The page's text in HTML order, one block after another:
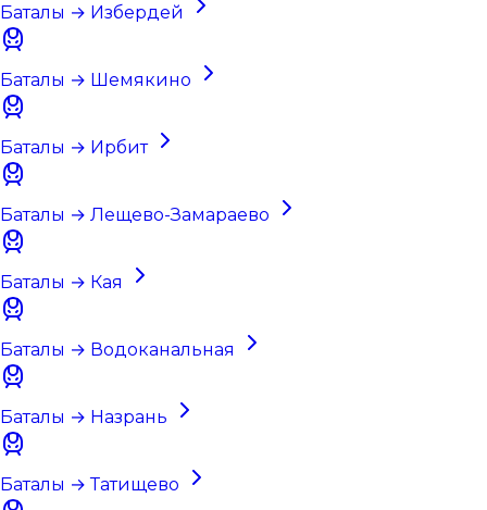
Баталы → Избердей
Баталы → Шемякино
Баталы → Ирбит
Баталы → Лещево-Замараево
Баталы → Кая
Баталы → Водоканальная
Баталы → Назрань
Баталы → Татищево